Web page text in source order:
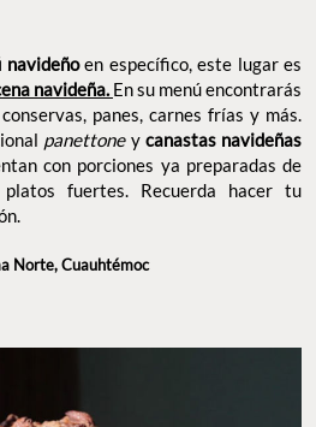
navideñoen específico, este lugar es
navideña. En su menú encontrarás
panes, carnes frías y más.
panettoney canastas navideñas
con porciones ya preparadas de
fuertes. Recuerda hacer tu
Norte, Cuauhtémoc